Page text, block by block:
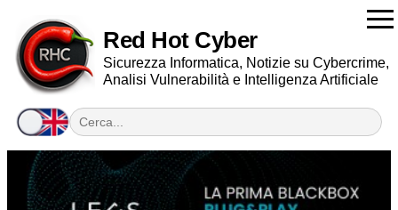
Red Hot Cyber
Sicurezza Informatica, Notizie su Cybercrime,
Analisi Vulnerabilità e Intelligenza Artificiale